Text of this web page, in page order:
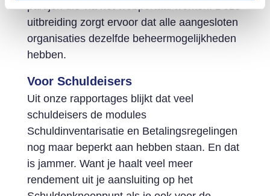
partijen die via het webportaal werken. Deze
uitbreiding zorgt ervoor dat alle aangesloten
organisaties dezelfde beheermogelijkheden
hebben.
Voor Schuldeisers
Uit onze rapportages blijkt dat veel
schuldeisers de modules
Schuldinventarisatie en Betalingsregelingen
nog maar beperkt aan hebben staan. En dat
is jammer. Want je haalt veel meer
rendement uit je aansluiting op het